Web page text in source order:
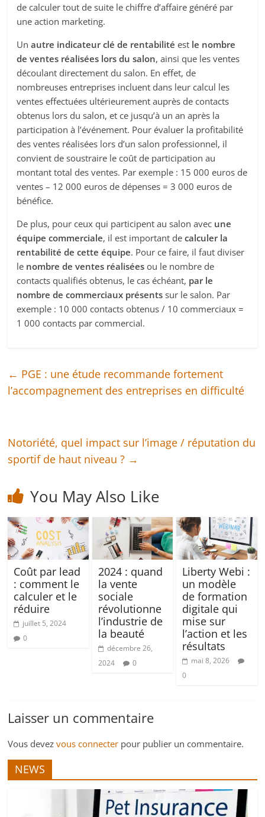
de calculer tout de suite le chiffre d’affaire généré par
une action marketing.
Unautre indicateur clé de rentabilité est le nombre
de ventes réalisées lors du salon, ainsi que les ventes
découlant directement du salon. En effet, de
nombreuses entreprises incluent dans leur calcul les
ventes effectuées ultérieurement auprès de contacts
obtenus lors du salon, et ce jusqu’à un an après la
participation à l’événement. Pour évaluer la profitabilité
des ventes réalisées lors d’un salon professionnel, il
convient de soustraire le coût de participation au
montant total des ventes. Par exemple : 15 000 euros de
ventes – 12 000 euros de dépenses = 3 000 euros de
bénéfice.
De plus, pour ceux qui participent au salon avec une
équipe commerciale, il est important decalculer la
rentabilité de cette équipe. Pour ce faire, il faut diviser
le nombre de ventes réalisées ou le nombre de
contacts qualifiés obtenus, le cas échéant, par le
nombre de commerciaux présents sur le salon. Par
exemple : 10 000 contacts obtenus / 10 commerciaux =
1 000 contacts par commercial.
← PGE : une étude recommande fortement
l’accompagnement des entreprises en difficulté
Notoriété, quel impact sur l’image / réputation du
sportif de haut niveau ? →
You May Also Like
Coût par lead
: comment le
calculer et le
réduire
juillet 5, 2024
0
2024 : quand
la vente
sociale
révolutionne
l’industrie de
la beauté
décembre 26,
2024
0
Liberty Webi :
un modèle
de formation
digitale qui
mise sur
l’action et les
résultats
mai 8, 2026
0
Laisser un commentaire
Vous devezvous connecter pour publier un commentaire.
NEWS